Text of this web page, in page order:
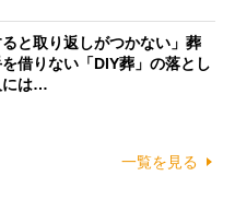
ると取り返しがつかない」葬
借りない「DIY葬」の落とし
は…
一覧を見る